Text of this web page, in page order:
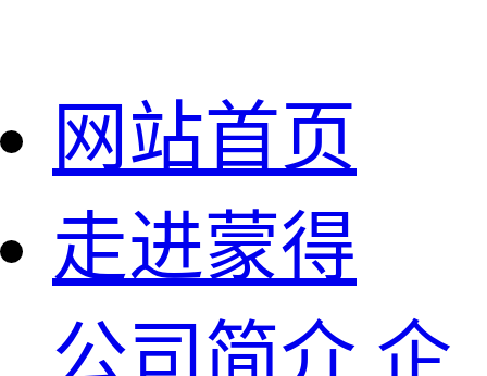
网站首页
走进蒙得
公司简介 企